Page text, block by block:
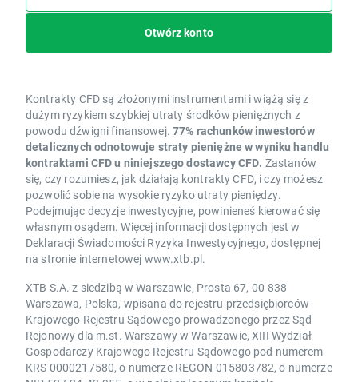
Otwórz konto
Kontrakty CFD są złożonymi instrumentami i wiążą się z
dużym ryzykiem szybkiej utraty środków pieniężnych z
powodu dźwigni finansowej. 77% rachunków inwestorów
detalicznych odnotowuje straty pieniężne w wyniku handlu
kontraktami CFD u niniejszego dostawcy CFD. Zastanów
się, czy rozumiesz, jak działają kontrakty CFD, i czy możesz
pozwolić sobie na wysokie ryzyko utraty pieniędzy.
Podejmując decyzje inwestycyjne, powinieneś kierować się
własnym osądem. Więcej informacji dostępnych jest w
Deklaracji Świadomości Ryzyka Inwestycyjnego, dostępnej
na stronie internetowej www.xtb.pl.
XTB S.A. z siedzibą w Warszawie, Prosta 67, 00-838
Warszawa, Polska, wpisana do rejestru przedsiębiorców
Krajowego Rejestru Sądowego prowadzonego przez Sąd
Rejonowy dla m.st. Warszawy w Warszawie, XIII Wydział
Gospodarczy Krajowego Rejestru Sądowego pod numerem
KRS 0000217580, o numerze REGON 015803782, o numerze